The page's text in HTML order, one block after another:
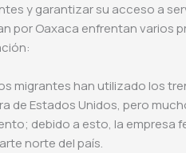
y garantizar su acceso a
por Oaxaca enfrentan varios
migrantes han utilizado los
de Estados Unidos, pero
debido a esto, la empresa
norte del país.